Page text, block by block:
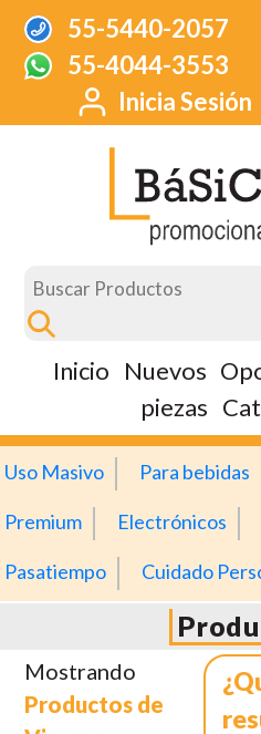
55-5440-2057
55-4044-3553
Inicia Sesión
Inicio Nuevos
piezas
Uso Masivo Para bebidas
Premium Electrónicos
Pasatiempo Cuidado
Mostrando
Productos de